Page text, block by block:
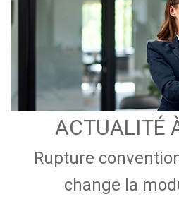
ACTUALITÉ
Rupture
change la